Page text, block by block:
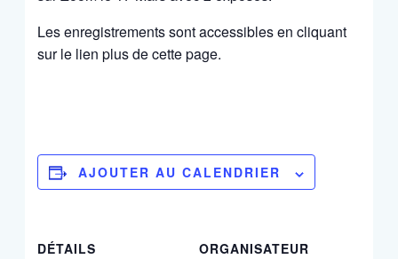
Les enregistrements sont accessibles en cliquant
sur le lien plus de cette page.
AJOUTER AU CALENDRIER
DÉTAILS
ORGANISATEUR